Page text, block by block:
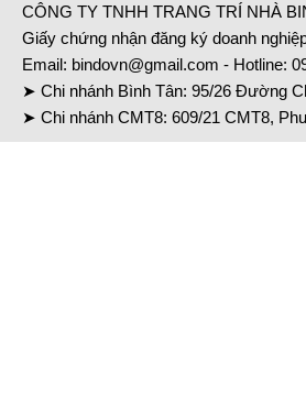
CÔNG TY TNHH TRANG TRÍ NHÀ
Giấy chứng nhận đăng ký doanh
Email: bindovn@gmail.com - Hotline:
➤ Chi nhánh Bình Tân: 95/26 Đường
➤ Chi nhánh CMT8: 609/21 CMT8,